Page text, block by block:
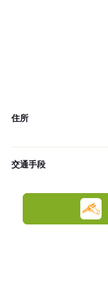
住所
交通手段